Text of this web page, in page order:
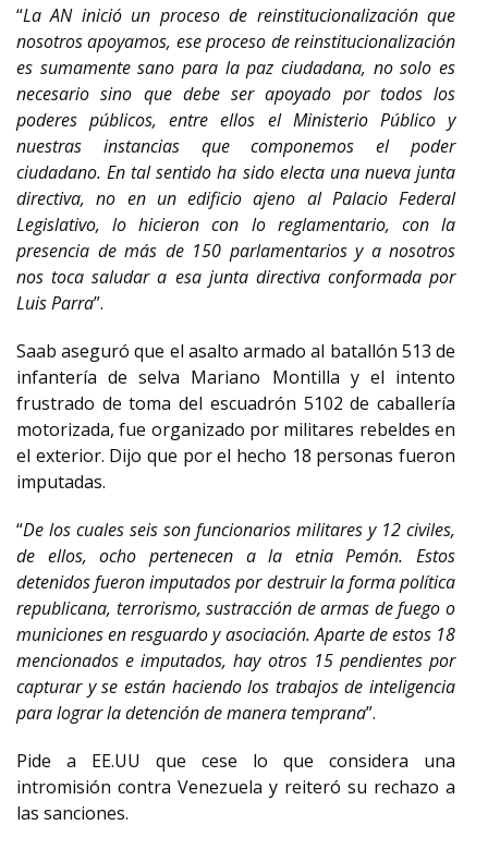
“La AN inició un proceso de reinstitucionalización que
nosotros apoyamos, ese proceso de reinstitucionalización
es sumamente sano para la paz ciudadana, no solo es
necesario sino que debe ser apoyado por todos los
poderes públicos, entre ellos el Ministerio Público y
nuestras instancias que componemos el poder
ciudadano. En tal sentido ha sido electa una nueva junta
directiva, no en un edificio ajeno al Palacio Federal
Legislativo, lo hicieron con lo reglamentario, con la
presencia de más de 150 parlamentarios y a nosotros
nos toca saludar a esa junta directiva conformada por
Luis Parra”.
Saab aseguró que el asalto armado al batallón 513 de
infantería de selva Mariano Montilla y el intento
frustrado de toma del escuadrón 5102 de caballería
motorizada, fue organizado por militares rebeldes en
el exterior. Dijo que por el hecho 18 personas fueron
imputadas.
“De los cuales seis son funcionarios militares y 12 civiles,
de ellos, ocho pertenecen a la etnia Pemón. Estos
detenidos fueron imputados por destruir la forma política
republicana, terrorismo, sustracción de armas de fuego o
municiones en resguardo y asociación. Aparte de estos 18
mencionados e imputados, hay otros 15 pendientes por
capturar y se están haciendo los trabajos de inteligencia
para lograr la detención de manera temprana”.
Pide a EE.UU que cese lo que considera una
intromisión contra Venezuela y reiteró su rechazo a
las sanciones.